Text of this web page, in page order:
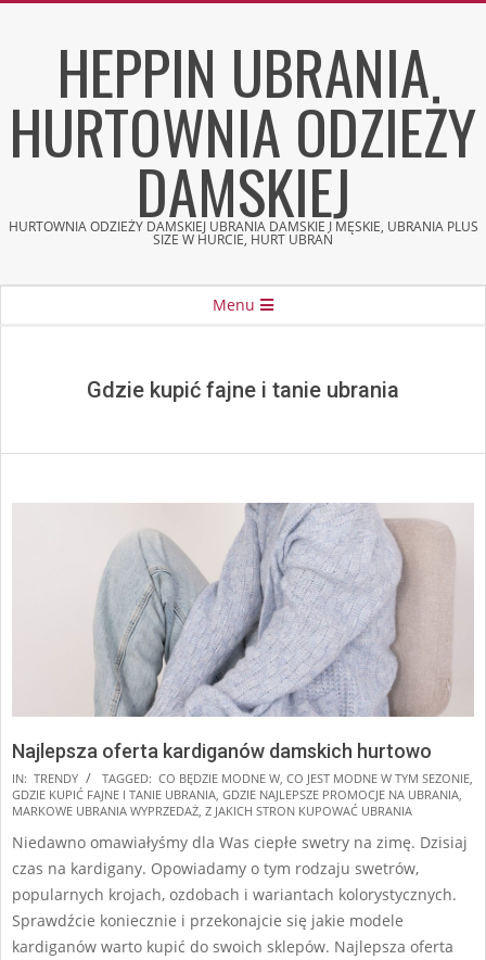
HEPPIN UBRANIA
HURTOWNIA ODZIEŻY
DAMSKIEJ
HURTOWNIA ODZIEŻY DAMSKIEJ UBRANIA DAMSKIE I MĘSKIE, UBRANIA PLUS
SIZE W HURCIE, HURT UBRAŃ
Menu
Gdzie kupić fajne i tanie ubrania
Najlepsza oferta kardiganów damskich hurtowo
2025-
10-
IN: TRENDY TAGGED: CO BĘDZIE MODNE W CO JEST MODNE W TYM SEZONIE
GDZIE KUPIĆ FAJNE I TANIE UBRANIA GDZIE NAJLEPSZE PROMOCJE NA UBRANIA
MARKOWE UBRANIA WYPRZEDAŻ Z JAKICH STRON KUPOWAĆ UBRANIA
Niedawno omawiałyśmy dla Was ciepłe swetry na zimę. Dzisiaj
czas na kardigany. Opowiadamy o tym rodzaju swetrów,
popularnych krojach, ozdobach i wariantach kolorystycznych.
Sprawdźcie koniecznie i przekonajcie się jakie modele
kardiganów warto kupić do swoich sklepów. Najlepsza oferta